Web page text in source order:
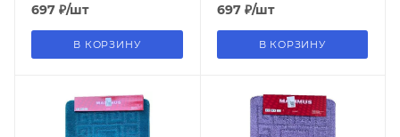
697 ₽/шт
В КОРЗИНУ
697₽/шт
В КОРЗИНУ